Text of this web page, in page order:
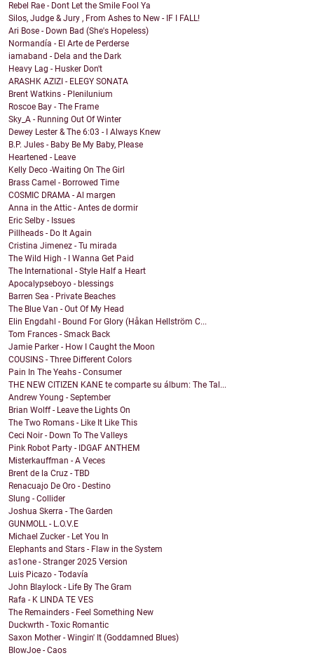
Rebel Rae - Dont Let the Smile Fool Ya
Silos, Judge & Jury , From Ashes to New - IF I FALL!
Ari Bose - Down Bad (She's Hopeless)
Normandía - El Arte de Perderse
iamaband - Dela and the Dark
Heavy Lag - Husker Don't
ARASHK AZIZI - ELEGY SONATA
Brent Watkins - Plenilunium
Roscoe Bay - The Frame
Sky_A - Running Out Of Winter
Dewey Lester & The 6:03 - I Always Knew
B.P. Jules - Baby Be My Baby, Please
Heartened - Leave
Kelly Deco -Waiting On The Girl
Brass Camel - Borrowed Time
COSMIC DRAMA - Al margen
Anna in the Attic - Antes de dormir
Eric Selby - Issues
Pillheads - Do It Again
Cristina Jimenez - Tu mirada
The Wild High - I Wanna Get Paid
The International - Style Half a Heart
Apocalypseboyo - blessings
Barren Sea - Private Beaches
The Blue Van - Out Of My Head
Elin Engdahl - Bound For Glory (Håkan Hellström C...
Tom Frances - Smack Back
Jamie Parker - How I Caught the Moon
COUSINS - Three Different Colors
Pain In The Yeahs - Consumer
THE NEW CITIZEN KANE te comparte su álbum: The Tal...
Andrew Young - September
Brian Wolff - Leave the Lights On
The Two Romans - Like It Like This
Ceci Noir - Down To The Valleys
Pink Robot Party - IDGAF ANTHEM
Misterkauffman - A Veces
Brent de la Cruz - TBD
Renacuajo De Oro - Destino
Slung - Collider
Joshua Skerra - The Garden
GUNMOLL - L.O.V.E
Michael Zucker - Let You In
Elephants and Stars - Flaw in the System
as1one - Stranger 2025 Version
Luis Picazo - Todavía
John Blaylock - Life By The Gram
Rafa - K LINDA TE VES
The Remainders - Feel Something New
Duckwrth - Toxic Romantic
Saxon Mother - Wingin' It (Goddamned Blues)
BlowJoe - Caos